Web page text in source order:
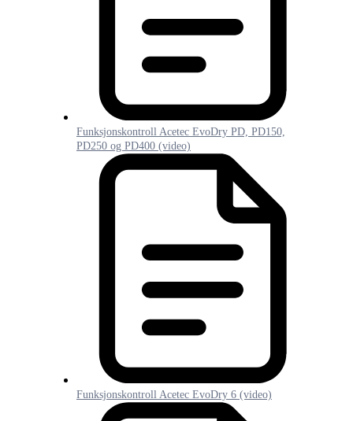
Funksjonskontroll Acetec EvoDry PD, PD150,
PD250 og PD400 (video)
Funksjonskontroll Acetec EvoDry 6 (video)